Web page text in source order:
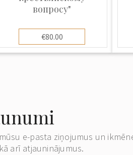
вопросу"
€80.00
e-pasta ziņojumus un
arī atjauninājumus.